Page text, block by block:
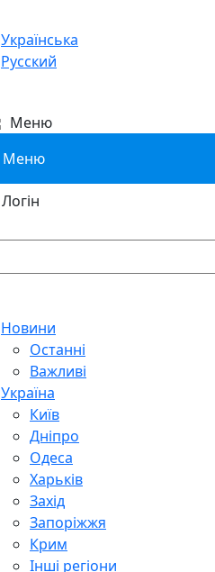
Українська
Русский
Меню
Меню
Логін
Новини
Останні
Важливі
Україна
Київ
Дніпро
Одеса
Харьків
Захід
Запоріжжя
Крим
Інші регіони